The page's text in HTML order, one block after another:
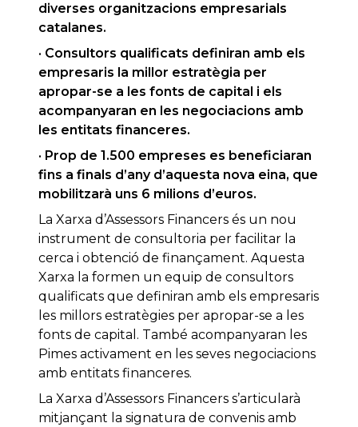
diverses organitzacions empresarials
catalanes.
· Consultors qualificats definiran amb els
empresaris la millor estratègia per
apropar-se a les fonts de capital i els
acompanyaran en les negociacions amb
les entitats financeres.
· Prop de 1.500 empreses es beneficiaran
fins a finals d’any d’aquesta nova eina, que
mobilitzarà uns 6 milions d’euros.
La Xarxa d’Assessors Financers és un nou
instrument de consultoria per facilitar la
cerca i obtenció de finançament. Aquesta
Xarxa la formen un equip de consultors
qualificats que definiran amb els empresaris
les millors estratègies per apropar-se a les
fonts de capital. També acompanyaran les
Pimes activament en les seves negociacions
amb entitats financeres.
La Xarxa d’Assessors Financers s’articularà
mitjançant la signatura de convenis amb